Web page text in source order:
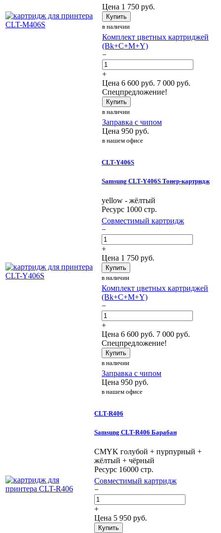
Цена 1 750 руб.
Купить
в наличии
Комплект цветных картриджей
(Bk+C+M+Y)
−
+
Цена 6 600 руб. 7 000 руб.
Спецпредложение!
Купить
в наличии
Заправка с чипом
Цена 950 руб.
в нашем офисе
CLT-Y406S
Samsung CLT-Y406S Тонер-картридж
yellow - жёлтый
Ресурс 1000 стр.
Совместимый картридж
−
+
Цена 1 750 руб.
Купить
в наличии
Комплект цветных картриджей
(Bk+C+M+Y)
−
+
Цена 6 600 руб. 7 000 руб.
Спецпредложение!
Купить
в наличии
Заправка с чипом
Цена 950 руб.
в нашем офисе
CLT-R406
Samsung CLT-R406 Барабан
CMYK голубой + пурпурный +
жёлтый + чёрный
Ресурс 16000 стр.
Совместимый картридж
−
+
Цена 5 950 руб.
Купить